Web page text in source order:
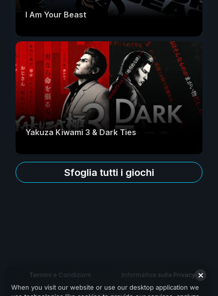
I Am Your Beast
Yakuza Kiwami 3 & Dark Ties
Sfoglia tutti i giochi
Termini e Condizioni Informativa sulla Privacy
Assistenza
When you visit our website or use our desktop application we